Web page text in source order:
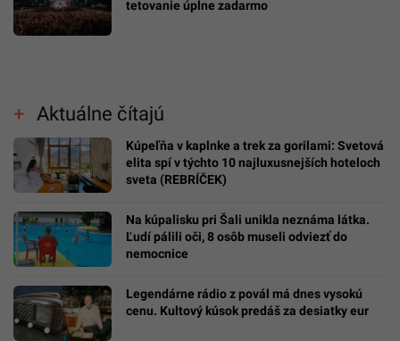
tetovanie úplne zadarmo
Aktuálne čítajú
Kúpeľňa v kaplnke a trek za gorilami: Svetová
elita spí v týchto 10 najluxusnejších hoteloch
sveta (REBRÍČEK)
Na kúpalisku pri Šali unikla neznáma látka.
Ľudí pálili oči, 8 osôb museli odviezť do
nemocnice
Legendárne rádio z povál má dnes vysokú
cenu. Kultový kúsok predáš za desiatky eur